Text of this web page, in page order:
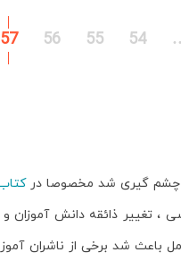
54
55
56
57
چشم گیری شد مخصوصا در
، تغییر ذائقه دانش
باعث شد برخی از ناشران